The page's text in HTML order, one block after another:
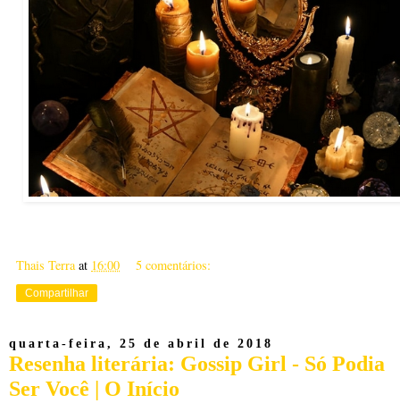
Thais Terra at 16:00 5 comentários:
Compartilhar
quarta-feira, 25 de abril de 2018
Resenha literária: Gossip Girl - Só Podia
Ser Você | O Início